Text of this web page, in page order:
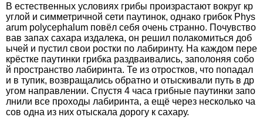
В естественных условиях грибы произрастают вокруг кр
углой и симметричной сети паутинок, однако грибок Phys
arum polycephalum повёл себя очень странно. Почувство
вав запах сахара издалека, он решил полакомиться доб
ычей и пустил свои ростки по лабиринту. На каждом пере
крёстке паутинки грибка раздваивались, заполоняя собо
й пространство лабиринта. Те из отростков, что попадал
и в тупик, возвращались обратно и отыскивали путь в др
угом направлении. Спустя 4 часа грибные паутинки запо
лнили все проходы лабиринта, а ещё через несколько ча
сов одна из них отыскала дорогу к сахару.